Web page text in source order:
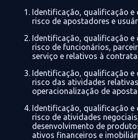
Identificação, qualificação e
risco de apostadores e
Identificação, qualificação e
risco de funcionários,
serviço e relativos à
Identificação, qualificação e
risco das atividades
operacionalização de
Identificação, qualificação e
risco de atividades
desenvolvimento de
ativos financeiros e